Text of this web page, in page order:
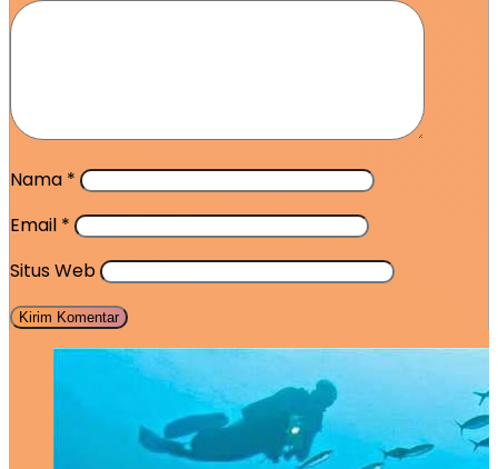
Nama *
Email *
Situs Web